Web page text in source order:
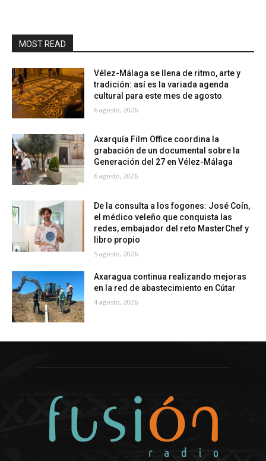
MOST READ
Vélez-Málaga se llena de ritmo, arte y
tradición: así es la variada agenda
cultural para este mes de agosto
6 agosto, 2026
Axarquía Film Office coordina la
grabación de un documental sobre la
Generación del 27 en Vélez-Málaga
6 agosto, 2026
De la consulta a los fogones: José Coín,
el médico veleño que conquista las
redes, embajador del reto MasterChef y
libro propio
5 agosto, 2026
Axaragua continua realizando mejoras
en la red de abastecimiento en Cútar
4 agosto, 2026